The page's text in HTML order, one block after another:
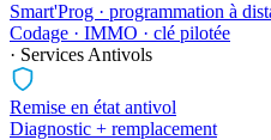
Smart'Prog · programmation à
Codage · IMMO · clé pilotée
· Services Antivols
Remise en état antivol
Diagnostic + remplacement